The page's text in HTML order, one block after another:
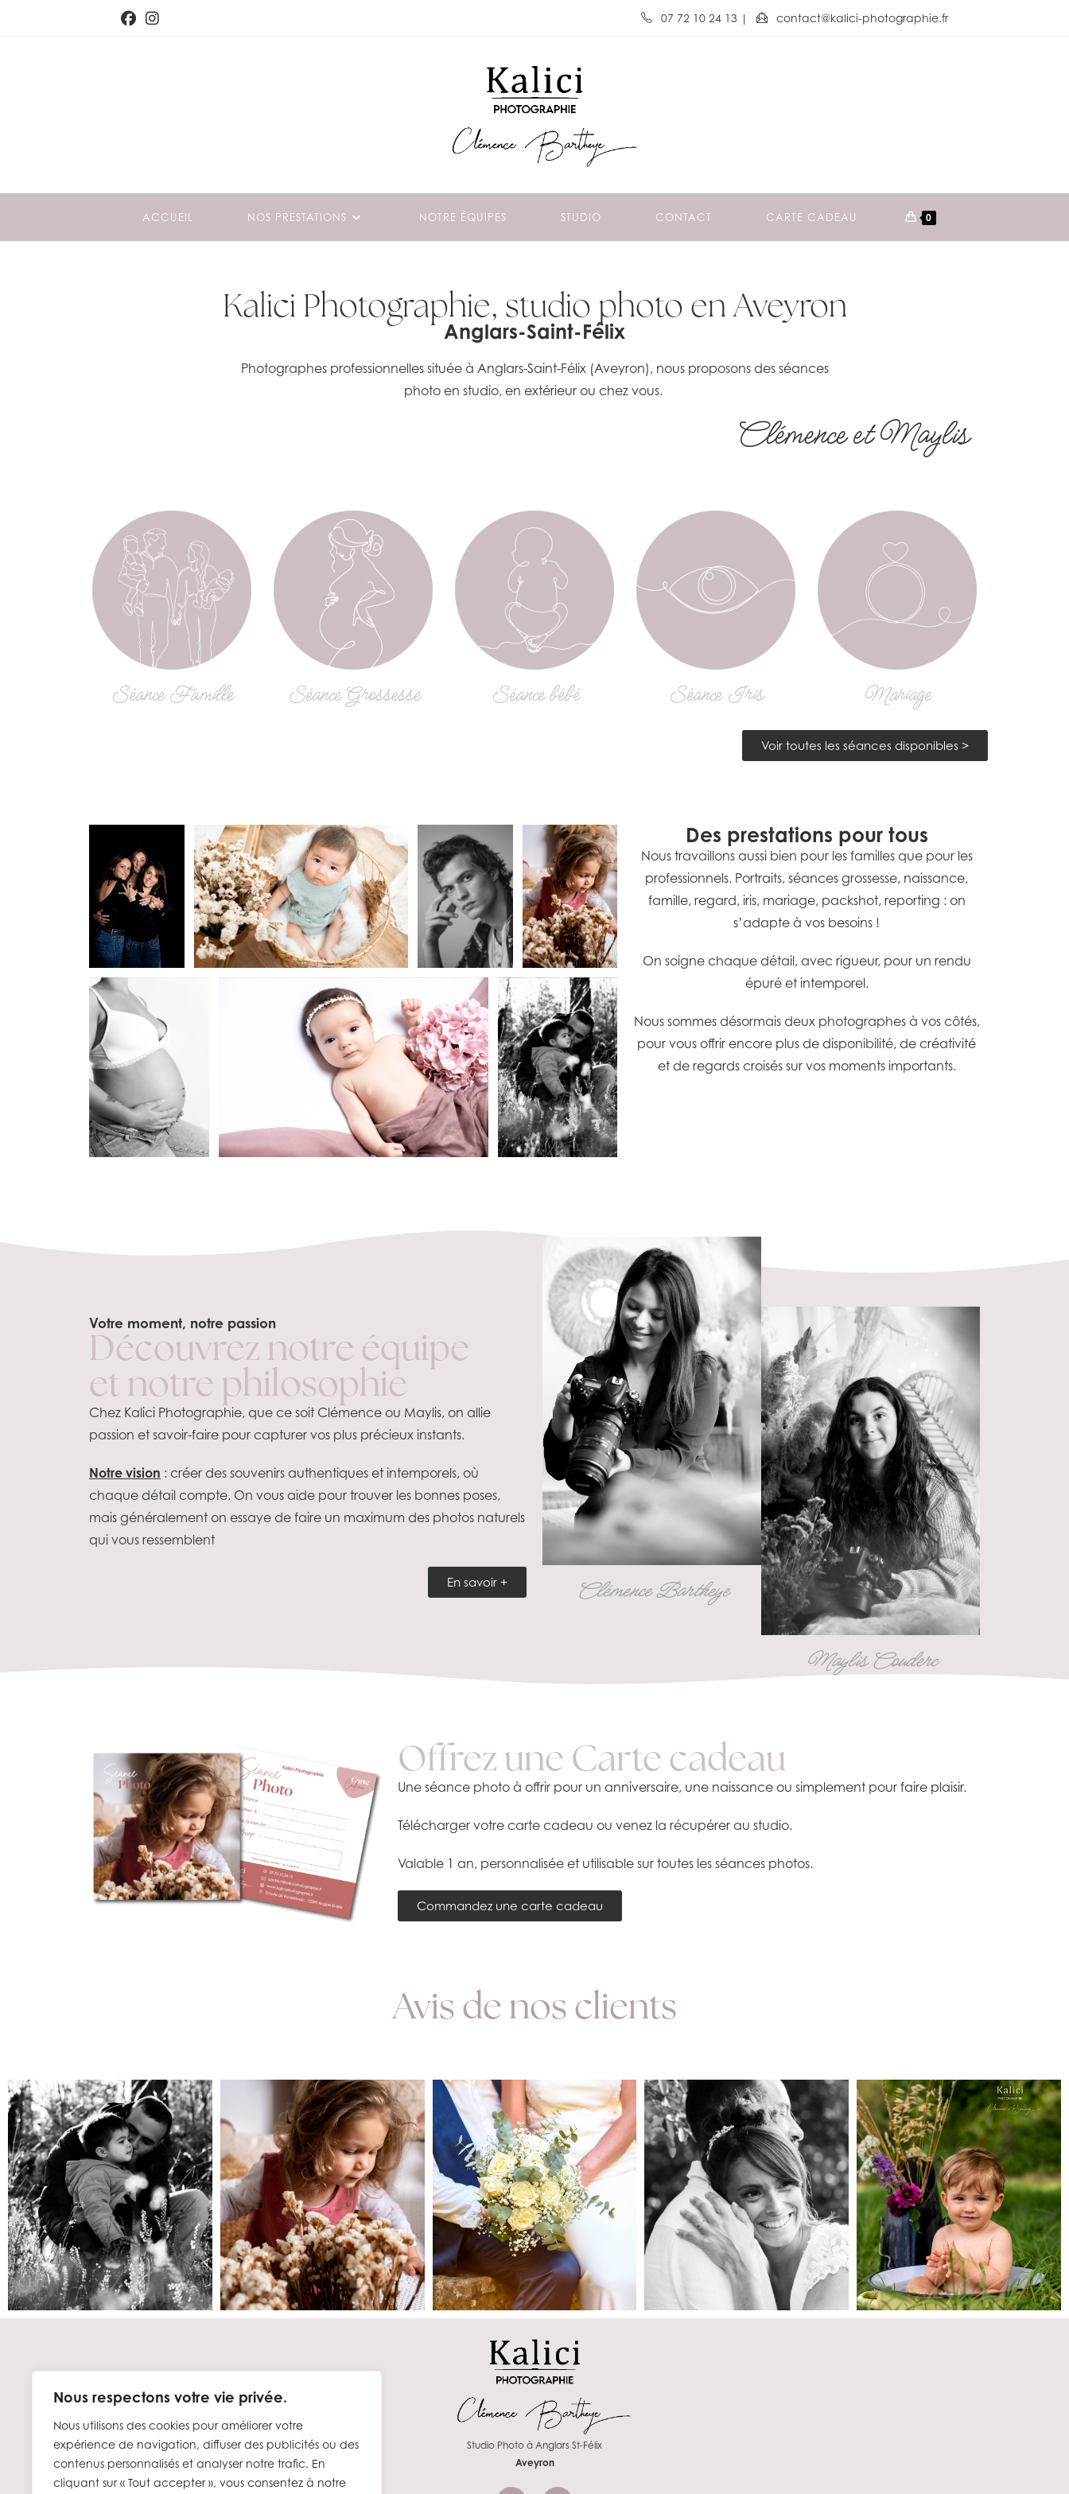
Nous respectons votre vie privée.
Nous utilisons des cookies pour améliorer votre
expérience de navigation, diffuser des publicités ou des
contenus personnalisés et analyser notre trafic. En
cliquant sur « Tout accepter », vous consentez à notre
07 72 10 24 13 | contact@kalici-photographie.fr
ACCUEIL NOS PRESTATIONS NOTRE ÉQUIPES STUDIO CONTACT CARTE CADEAU 0
Kalici Photographie, studio photo en Aveyron
Anglars-Saint-Félix
Photographes professionnelles située à Anglars-Saint-Félix (Aveyron), nous proposons des séances
photo en studio, en extérieur ou chez vous.
Clémence et Maylis
Séance Famille Séance Grossesse Séance bébé Séance Iris Mariage
Voir toutes les séances disponibles >
Des prestations pour tous
Nous travaillons aussi bien pour les familles que pour les
professionnels. Portraits, séances grossesse, naissance,
famille, regard, iris, mariage, packshot, reporting : on
s’adapte à vos besoins !
On soigne chaque détail, avec rigueur, pour un rendu
épuré et intemporel.
Nous sommes désormais deux photographes à vos côtés,
pour vous offrir encore plus de disponibilité, de créativité
et de regards croisés sur vos moments importants.
Votre moment, notre passion
Découvrez notre équipe
et notre philosophie
Chez Kalici Photographie, que ce soit Clémence ou Maylis, on allie
passion et savoir-faire pour capturer vos plus précieux instants.
Notre vision : créer des souvenirs authentiques et intemporels, où
chaque détail compte. On vous aide pour trouver les bonnes poses,
mais généralement on essaye de faire un maximum des photos naturels
qui vous ressemblent
En savoir + Clémence Bartheye
Maylis Couderc
Offrez une Carte cadeau
Une séance photo à offrir pour un anniversaire, une naissance ou simplement pour faire plaisir.
Télécharger votre carte cadeau ou venez la récupérer au studio.
Valable 1 an, personnalisée et utilisable sur toutes les séances photos.
Commandez une carte cadeau
Avis de nos clients
Studio Photo à Anglars St-Félix
Aveyron